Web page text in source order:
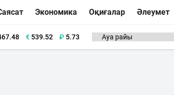
Экономика Оқиғалар Әлеумет
€539.52 ₽ 5.73